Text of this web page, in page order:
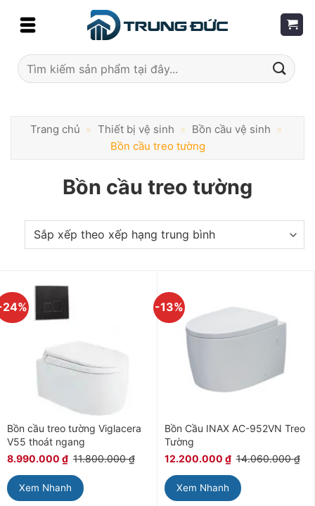
Tìm
kiếm:
Trang chủ » Thiết bị vệ sinh » Bồn cầu vệ sinh »
Bồn cầu treo tường
Bồn cầu treo tường
Bồn cầu treo tường Viglacera
V55 thoát ngang
8.990.000 ₫ 11.800.000₫
Xem Nhanh
-13%
Bồn Cầu INAX AC-952VN Treo
Tường
12.200.000 ₫ 14.060.000₫
Xem Nhanh